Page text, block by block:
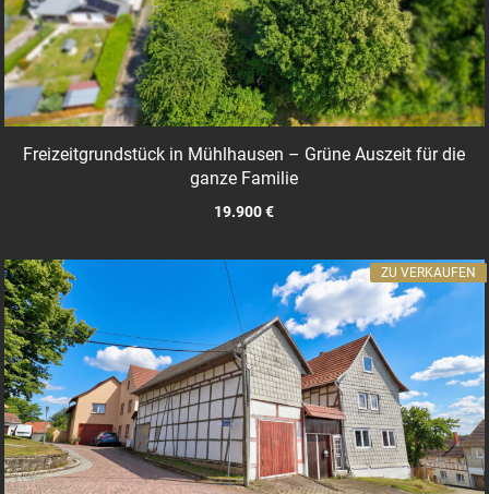
Freizeitgrundstück in Mühlhausen – Grüne Auszeit für die
ganze Familie
19.900 €
ZU VERKAUFEN